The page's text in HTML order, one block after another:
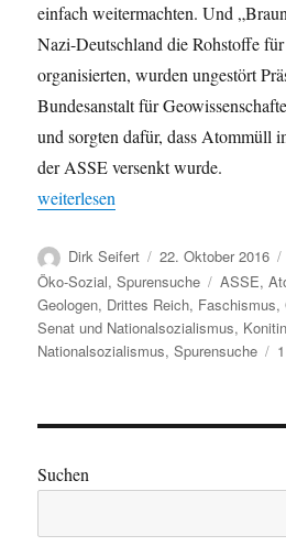
einfach weitermachten. Und
Nazi-Deutschland die Rohstoffe
organisierten, wurden ungestört
Bundesanstalt für
und sorgten dafür, dass Atommüll
der ASSE versenkt wurde.
„Spurensuche: Gebaut auf den
weiterlesen
Autor
Dirk Seifert
Veröffentlicht
am
22. Oktober 2016
Öko-Sozial,Spurensuche ASSE,
Geologen, Drittes Reich, Faschismus,
Senat und Nationalsozialismus,
Nationalsozialismus,Spurensuche
Suchen